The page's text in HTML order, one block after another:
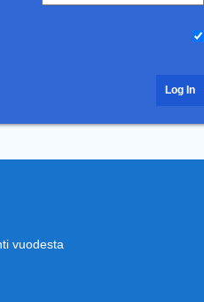
vuodesta